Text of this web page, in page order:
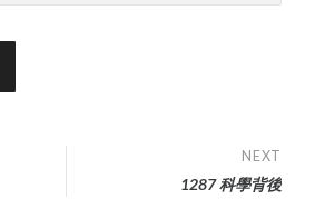
NEXT
1287 科學背後